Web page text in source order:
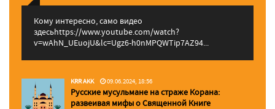
Кому интересно, само видео
здесьhttps://www.youtube.com/watch?
v=wAhN_UEuojU&lc=Ugz6-h0nMPQWTip7AZ94...
KRR AKK 09.06.2024, 18:56
Русские мусульмане на страже Корана:
pазвеивая мифы о Священной Книге